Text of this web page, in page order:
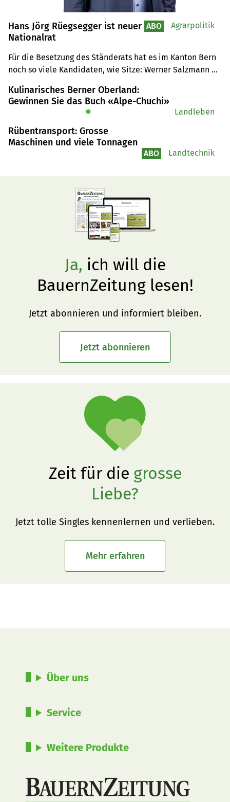
Hans Jörg Rüegsegger ist neuer
Nationalrat
Für die Besetzung des Ständerats hat es im Kanton Bern
noch so viele Kandidaten, wie Sitze: Werner Salzmann
Regierungsrat wird voraussichtlich an der
Regierungssitzung vom 8. November 2023 die
ABO Agrarpolitik
Kulinarisches Berner Oberland:
Gewinnen Sie das Buch «Alpe-Chuchi»
✹ Landleben
Rübentransport: Grosse
Maschinen und viele Tonnagen
ABO Landtechnik
Ja, ich will die
BauernZeitung lesen!
Jetzt abonnieren und informiert bleiben.
Jetzt abonnieren
Zeit für die grosse
Liebe?
Jetzt tolle Singles kennenlernen und verlieben.
Mehr erfahren
Über uns
Service
Weitere Produkte